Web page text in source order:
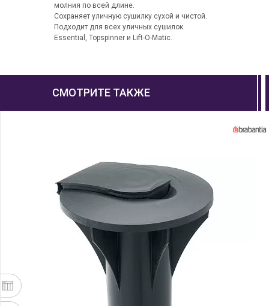
молния по всей длине.
Cохраняет уличную сушилку сухой и чистой.
Подходит для всех уличных сушилок
Essential, Topspinner и Lift-O-Matic.
СМОТРИТЕ ТАКЖЕ